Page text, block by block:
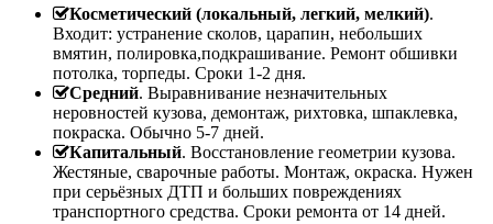
Косметический (локальный, легкий, мелкий).
Входит: устранение сколов, царапин, небольших
вмятин, полировка,подкрашивание. Ремонт обшивки
потолка, торпеды. Сроки 1-2 дня.
Средний. Выравнивание незначительных
неровностей кузова, демонтаж, рихтовка, шпаклевка,
покраска. Обычно 5-7 дней.
Капитальный. Восстановление геометрии кузова.
Жестяные, сварочные работы. Монтаж, окраска. Нужен
при серьёзных ДТП и больших повреждениях
транспортного средства. Сроки ремонта от 14 дней.